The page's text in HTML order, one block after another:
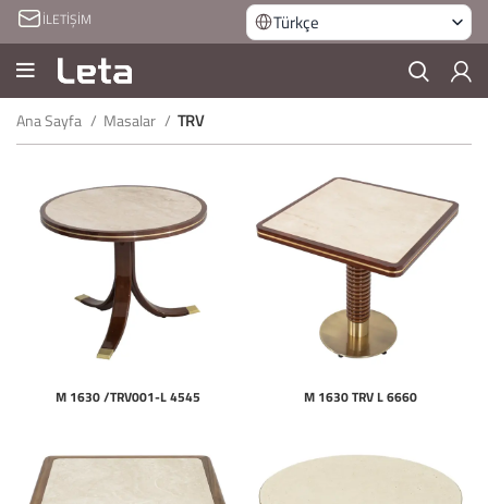
İLETİŞİM Türkçe
Ana Sayfa Masalar TRV
M 1630 /TRV001-L 4545 M 1630 TRV L 6660